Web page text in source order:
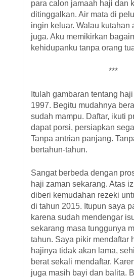
para calon jamaah haji dan
ditinggalkan. Air mata di
ingin keluar. Walau kutahan
juga. Aku memikirkan
kehidupanku tanpa orang
***
Itulah gambaran tentang
1997. Begitu mudahnya
sudah mampu. Daftar, ikuti
dapat porsi, persiapkan
Tanpa antrian panjang.
bertahun-tahun.
Sangat berbeda dengan
haji zaman sekarang. Atas
diberi kemudahan rezeki
di tahun 2015. Itupun saya
karena sudah mendengar
sekarang masa tunggunya
tahun. Saya pikir mendaftar
hajinya tidak akan lama,
berat sekali mendaftar.
juga masih bayi dan balita.